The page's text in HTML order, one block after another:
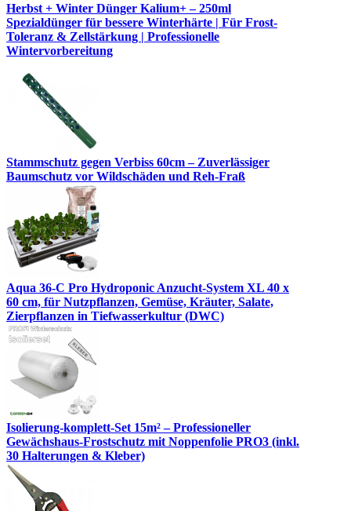
Herbst + Winter Dünger Kalium+ – 250ml
Spezialdünger für bessere Winterhärte | Für Frost-
Toleranz & Zellstärkung | Professionelle
Wintervorbereitung
Stammschutz gegen Verbiss 60cm – Zuverlässiger
Baumschutz vor Wildschäden und Reh-Fraß
Aqua 36-C Pro Hydroponic Anzucht-System XL 40 x
60 cm, für Nutzpflanzen, Gemüse, Kräuter, Salate,
Zierpflanzen in Tiefwasserkultur (DWC)
Isolierung-komplett-Set 15m² – Professioneller
Gewächshaus-Frostschutz mit Noppenfolie PRO3 (inkl.
30 Halterungen & Kleber)